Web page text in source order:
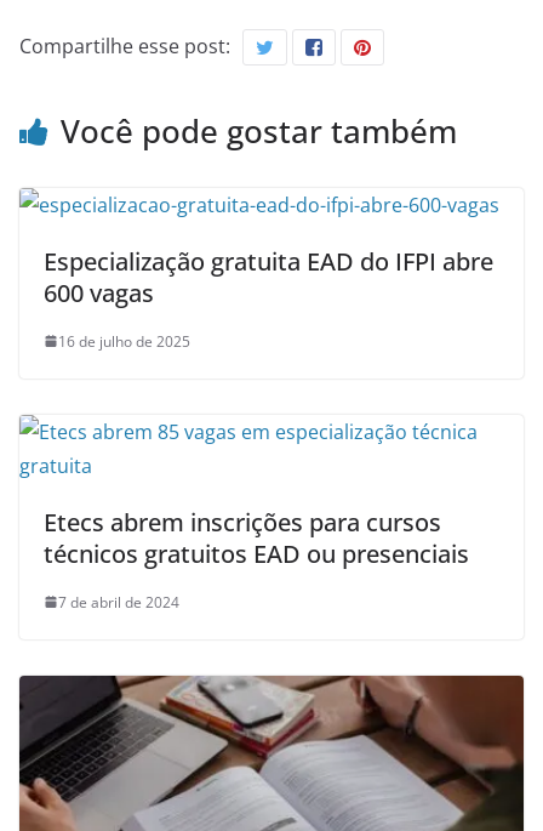
Compartilhe esse post:
Você pode gostar também
Especialização gratuita EAD do IFPI abre
600 vagas
16 de julho de 2025
Etecs abrem inscrições para cursos
técnicos gratuitos EAD ou presenciais
7 de abril de 2024